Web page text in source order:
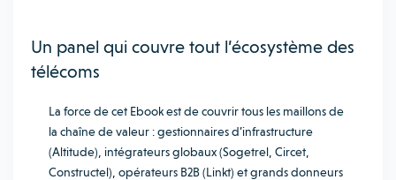
Un panel qui couvre tout l’écosystème des
télécoms
La force de cet Ebook est de couvrir tous les maillons de
la chaîne de valeur : gestionnaires d’infrastructure
(Altitude), intégrateurs globaux (Sogetrel, Circet,
Constructel), opérateurs B2B (Linkt) et grands donneurs